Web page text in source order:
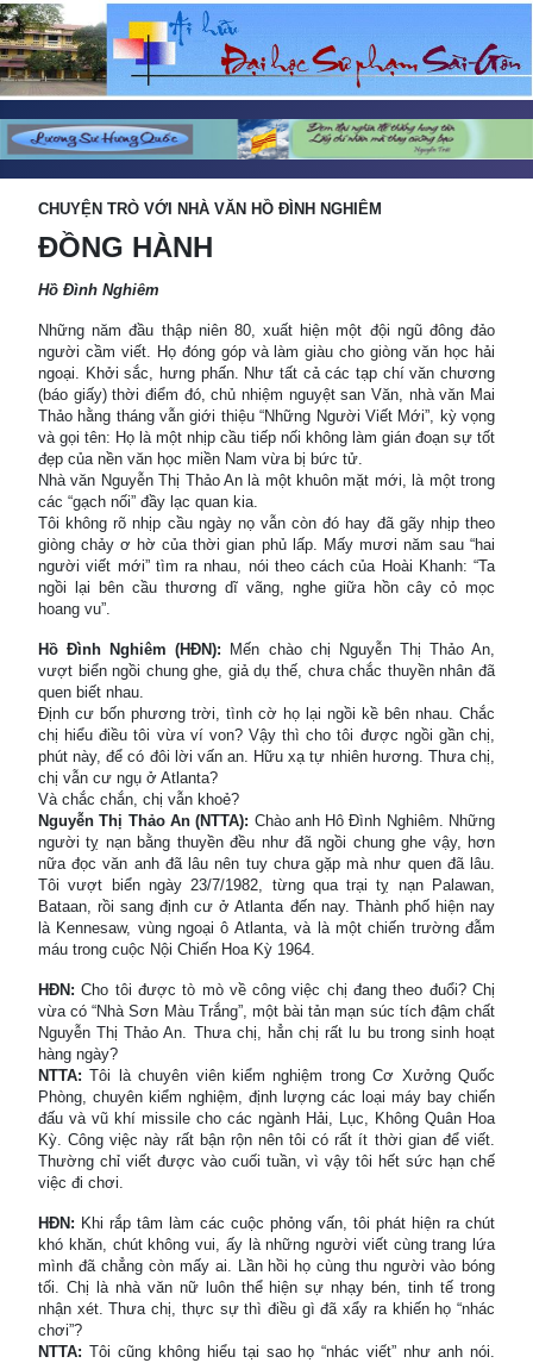
CHUYỆN TRÒ VỚI NHÀ VĂN HỒ ĐÌNH NGHIÊM
ĐỒNG HÀNH
Hồ Đình Nghiêm
Những năm đầu thập niên 80, xuất hiện một đội ngũ đông đảo
người cầm viết. Họ đóng góp và làm giàu cho giòng văn học hải
ngoại. Khởi sắc, hưng phấn. Như tất cả các tạp chí văn chương
(báo giấy) thời điểm đó, chủ nhiệm nguyệt san Văn, nhà văn Mai
Thảo hằng tháng vẫn giới thiệu “Những Người Viết Mới”, kỳ vọng
và gọi tên: Họ là một nhịp cầu tiếp nối không làm gián đoạn sự tốt
đẹp của nền văn học miền Nam vừa bị bức tử.
Nhà văn Nguyễn Thị Thảo An là một khuôn mặt mới, là một trong
các “gạch nối” đầy lạc quan kia.
Tôi không rõ nhịp cầu ngày nọ vẫn còn đó hay đã gãy nhịp theo
giòng chảy ơ hờ của thời gian phủ lấp. Mấy mươi năm sau “hai
người viết mới” tìm ra nhau, nói theo cách của Hoài Khanh: “Ta
ngồi lại bên cầu thương dĩ vãng, nghe giữa hồn cây cỏ mọc
hoang vu”.
Hồ Đình Nghiêm (HĐN): Mến chào chị Nguyễn Thị Thảo An,
vượt biển ngồi chung ghe, giả dụ thế, chưa chắc thuyền nhân đã
quen biết nhau.
Định cư bốn phương trời, tình cờ họ lại ngồi kề bên nhau. Chắc
chị hiểu điều tôi vừa ví von? Vậy thì cho tôi được ngồi gần chị,
phút này, để có đôi lời vấn an. Hữu xạ tự nhiên hương. Thưa chị,
chị vẫn cư ngụ ở Atlanta?
Và chắc chắn, chị vẫn khoẻ?
Nguyễn Thị Thảo An (NTTA): Chào anh Hô Đình Nghiêm. Những
người tỵ nạn bằng thuyền đều như đã ngồi chung ghe vậy, hơn
nữa đọc văn anh đã lâu nên tuy chưa gặp mà như quen đã lâu.
Tôi vượt biển ngày 23/7/1982, từng qua trại tỵ nạn Palawan,
Bataan, rồi sang định cư ở Atlanta đến nay. Thành phố hiện nay
là Kennesaw, vùng ngoại ô Atlanta, và là một chiến trường đẫm
máu trong cuộc Nội Chiến Hoa Kỳ 1964.
HĐN: Cho tôi được tò mò về công việc chị đang theo đuổi? Chị
vừa có “Nhà Sơn Màu Trắng”, một bài tản mạn súc tích đậm chất
Nguyễn Thị Thảo An. Thưa chị, hẳn chị rất lu bu trong sinh hoạt
hàng ngày?
NTTA: Tôi là chuyên viên kiểm nghiệm trong Cơ Xưởng Quốc
Phòng, chuyên kiểm nghiệm, định lượng các loại máy bay chiến
đấu và vũ khí missile cho các ngành Hải, Lục, Không Quân Hoa
Kỳ. Công việc này rất bận rộn nên tôi có rất ít thời gian để viết.
Thường chỉ viết được vào cuối tuần, vì vậy tôi hết sức hạn chế
việc đi chơi.
HĐN: Khi rắp tâm làm các cuộc phỏng vấn, tôi phát hiện ra chút
khó khăn, chút không vui, ấy là những người viết cùng trang lứa
mình đã chẳng còn mấy ai. Lần hồi họ cùng thu người vào bóng
tối. Chị là nhà văn nữ luôn thể hiện sự nhạy bén, tinh tế trong
nhận xét. Thưa chị, thực sự thì điều gì đã xẩy ra khiến họ “nhác
chơi”?
NTTA: Tôi cũng không hiểu tại sao họ “nhác viết” như anh nói.